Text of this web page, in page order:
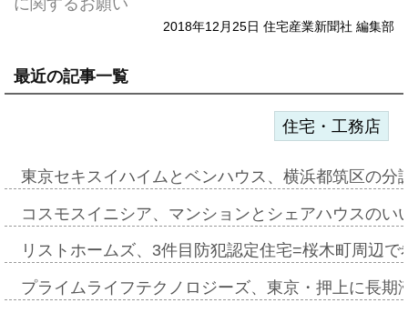
に関するお願い
2018年12月25日 住宅産業新聞社 編集部
最近の記事一覧
住宅・工務店
東京セキスイハイムとベンハウス、横浜都筑区の
コスモスイニシア、マンションとシェアハウスの
リストホームズ、3件目防犯認定住宅=桜木町周辺
プライムライフテクノロジーズ、東京・押上に長